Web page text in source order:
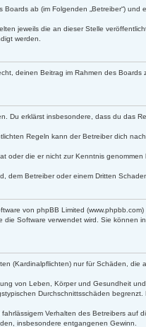
ab (im Folgenden „Betreiber“)
jeweils die an dieser Stelle
werden.
deinen Beitrag im Rahmen des Boards
Du erklärst insbesondere, dass du das
Regeln kann der Betreiber dich
die er nicht zur Kenntnis
dem Betreiber oder einem Dritten
von phpBB Limited
Software verwendet wird. Sie können
(Kardinalpflichten) nur für Schäden, die
von Leben, Körper und Gesundheit
Durchschnittsschäden
Verhalten des Betreibers auf
insbesondere entgangenen Gewinn.